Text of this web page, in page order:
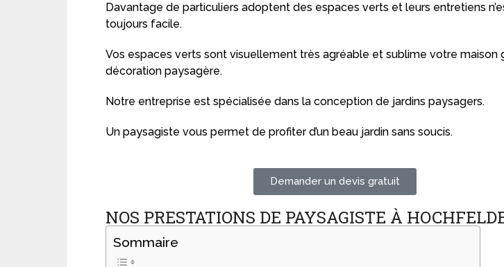
Davantage de particuliers adoptent des espaces verts et leurs entretiens
toujours facile.
Vos espaces verts sont visuellement très agréable et sublime votre maison
décoration paysagère.
Notre entreprise est spécialisée dans la conception de jardins paysagers.
Un paysagiste vous permet de profiter d’un beau jardin sans soucis.
Demander un devis gratuit
NOS PRESTATIONS DE PAYSAGISTE À
Sommaire